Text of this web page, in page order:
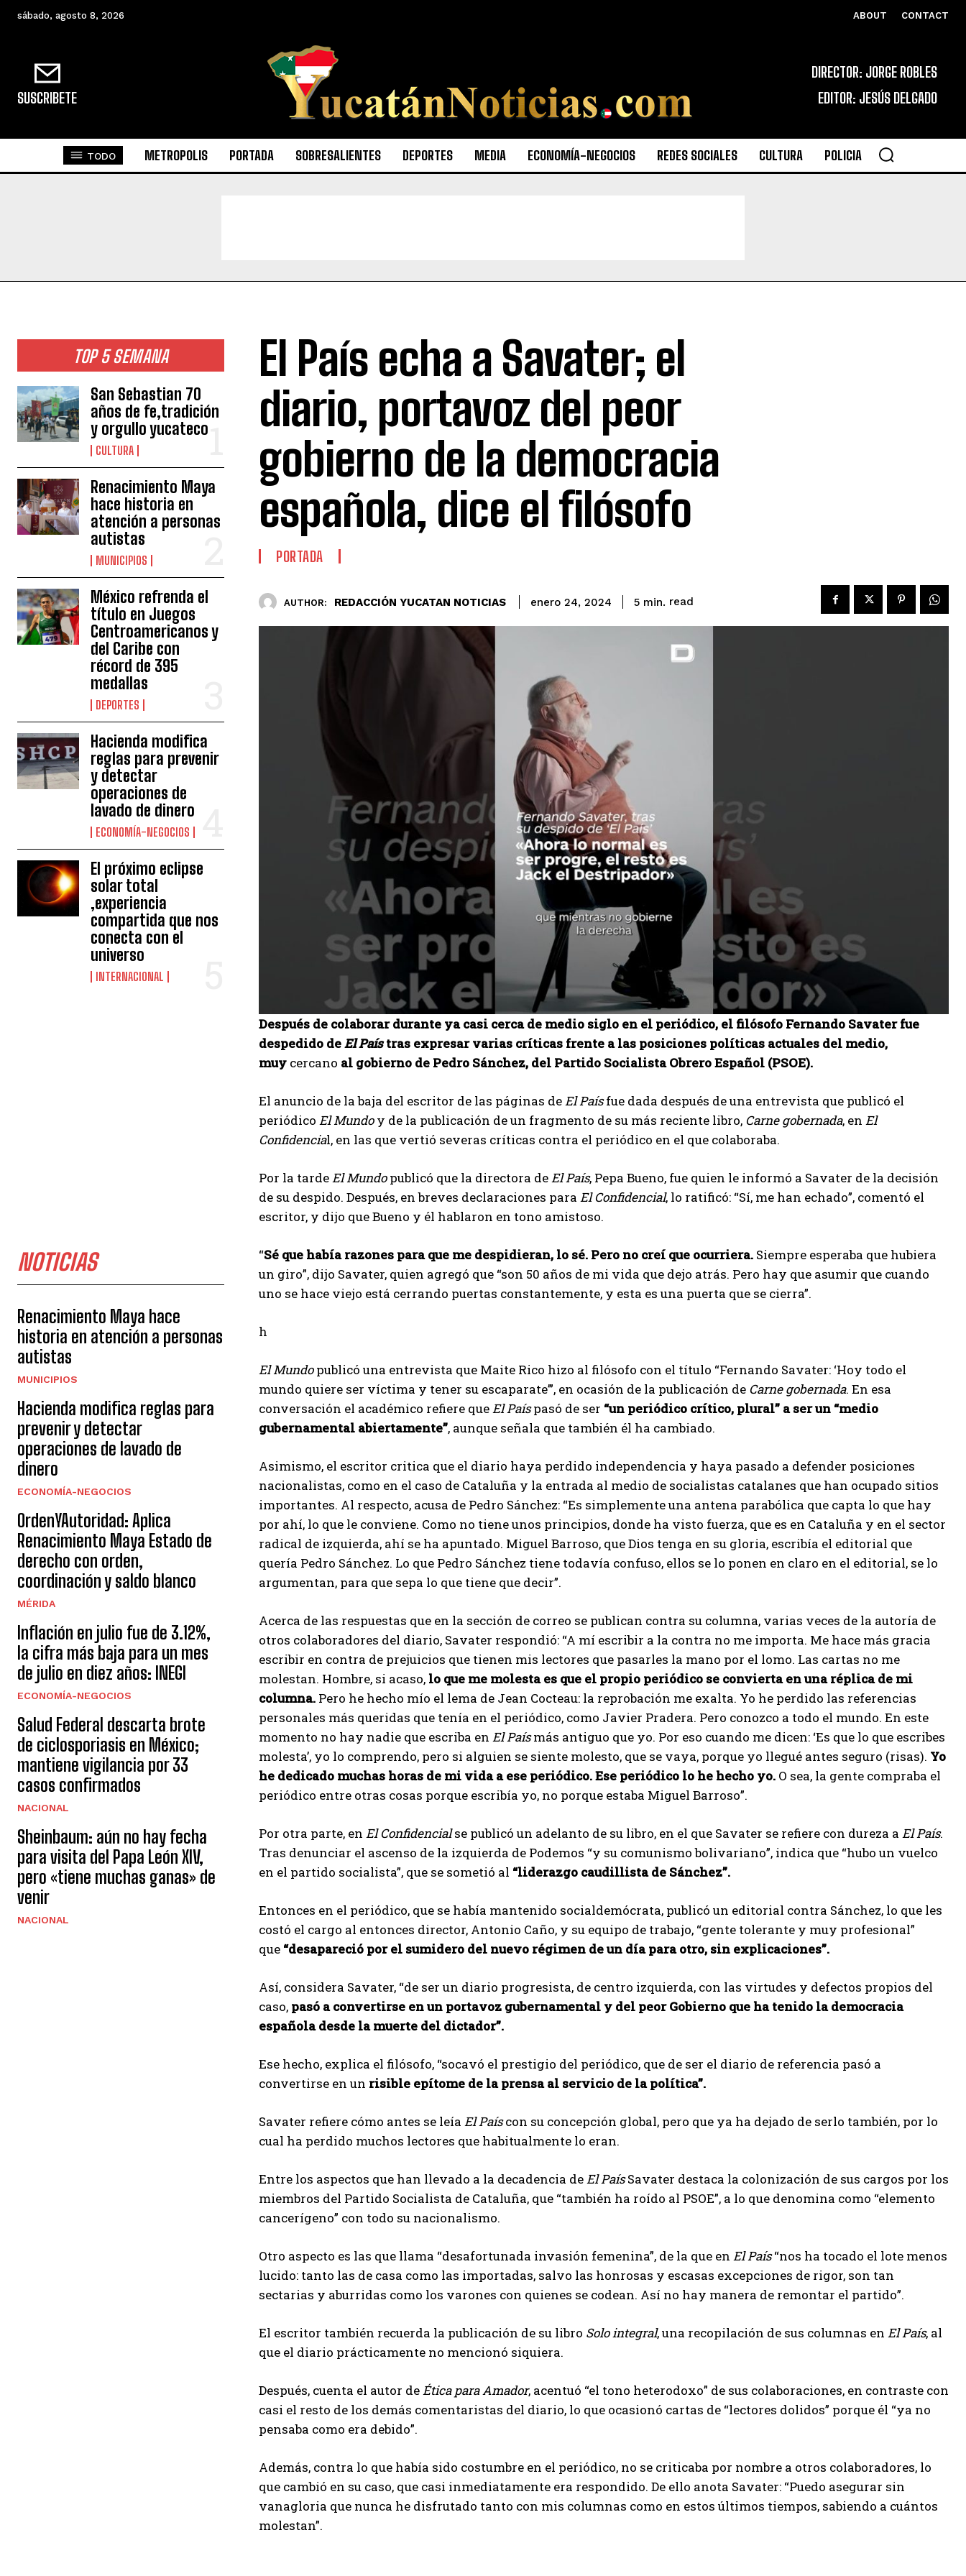
sábado, agosto 8, 2026 ABOUT CONTACT
SUSCRIBETE
DIRECTOR: JORGE ROBLES
EDITOR: JESÚS DELGADO
TODO METROPOLIS PORTADA SOBRESALIENTES DEPORTES MEDIA ECONOMÍA-NEGOCIOS REDES SOCIALES CULTURA POLICIA
TOP 5 SEMANA
San Sebastian 70
años de fe,tradición
y orgullo yucateco
CULTURA
Renacimiento Maya
hace historia en
atención a personas
autistas
MUNICIPIOS
México refrenda el
título en Juegos
Centroamericanos y
del Caribe con
récord de 395
medallas
DEPORTES
Hacienda modifica
reglas para prevenir
y detectar
operaciones de
lavado de dinero
ECONOMÍA-NEGOCIOS
El próximo eclipse
solar total
,experiencia
compartida que nos
conecta con el
universo
INTERNACIONAL
NOTICIAS
Renacimiento Maya hace
historia en atención a personas
autistas
MUNICIPIOS
Hacienda modifica reglas para
prevenir y detectar
operaciones de lavado de
dinero
ECONOMÍA-NEGOCIOS
OrdenYAutoridad: Aplica
Renacimiento Maya Estado de
derecho con orden,
coordinación y saldo blanco
MÉRIDA
Inflación en julio fue de 3.12%,
la cifra más baja para un mes
de julio en diez años: INEGI
ECONOMÍA-NEGOCIOS
Salud Federal descarta brote
de ciclosporiasis en México;
mantiene vigilancia por 33
casos confirmados
NACIONAL
Sheinbaum: aún no hay fecha
para visita del Papa León XIV,
pero «tiene muchas ganas» de
venir
NACIONAL
El País echa a Savater; el
diario, portavoz del peor
gobierno de la democracia
española, dice el filósofo
PORTADA
AUTHOR: REDACCIÓN YUCATAN NOTICIAS enero 24, 2024 5 min. read
Después de colaborar durante ya casi cerca de medio siglo en el periódico, el filósofo Fernando Savater fue
despedido deEl Paístras expresar varias críticas frente a las posiciones políticas actuales del medio,
muy cercano al gobierno de Pedro Sánchez, del Partido Socialista Obrero Español (PSOE).
El anuncio de la baja del escritor de las páginas deEl Paísfue dada después de una entrevista que publicó el
periódico El Mundoy de la publicación de un fragmento de su más reciente libro, Carne gobernada, en El
Confidencial, en las que vertió severas críticas contra el periódico en el que colaboraba.
Por la tardeEl Mundopublicó que la directora deEl País, Pepa Bueno, fue quien le informó a Savater de la decisión
de su despido. Después, en breves declaraciones para El Confidencial, lo ratificó: “Sí, me han echado”, comentó el
escritor, y dijo que Bueno y él hablaron en tono amistoso.
“Sé que había razones para que me despidieran, lo sé. Pero no creí que ocurriera. Siempre esperaba que hubiera
un giro”, dijo Savater, quien agregó que “son 50 años de mi vida que dejo atrás. Pero hay que asumir que cuando
uno se hace viejo está cerrando puertas constantemente, y esta es una puerta que se cierra”.
h
El Mundopublicó una entrevista que Maite Rico hizo al filósofo con el título “Fernando Savater: ‘Hoy todo el
mundo quiere ser víctima y tener su escaparate’”, en ocasión de la publicación de Carne gobernada. En esa
conversación el académico refiere queEl Paíspasó de ser “un periódico crítico, plural” a ser un “medio
gubernamental abiertamente”, aunque señala que también él ha cambiado.
Asimismo, el escritor critica que el diario haya perdido independencia y haya pasado a defender posiciones
nacionalistas, como en el caso de Cataluña y la entrada al medio de socialistas catalanes que han ocupado sitios
importantes. Al respecto, acusa de Pedro Sánchez: “Es simplemente una antena parabólica que capta lo que hay
por ahí, lo que le conviene. Como no tiene unos principios, donde ha visto fuerza, que es en Cataluña y en el sector
radical de izquierda, ahí se ha apuntado. Miguel Barroso, que Dios tenga en su gloria, escribía el editorial que
quería Pedro Sánchez. Lo que Pedro Sánchez tiene todavía confuso, ellos se lo ponen en claro en el editorial, se lo
argumentan, para que sepa lo que tiene que decir”.
Acerca de las respuestas que en la sección de correo se publican contra su columna, varias veces de la autoría de
otros colaboradores del diario, Savater respondió: “A mí escribir a la contra no me importa. Me hace más gracia
escribir en contra de prejuicios que tienen mis lectores que pasarles la mano por el lomo. Las cartas no me
molestan. Hombre, si acaso, lo que me molesta es que el propio periódico se convierta en una réplica de mi
columna. Pero he hecho mío el lema de Jean Cocteau: la reprobación me exalta. Yo he perdido las referencias
personales más queridas que tenía en el periódico, como Javier Pradera. Pero conozco a todo el mundo. En este
momento no hay nadie que escriba en El Paísmás antiguo que yo. Por eso cuando me dicen: ‘Es que lo que escribes
molesta’, yo lo comprendo, pero si alguien se siente molesto, que se vaya, porque yo llegué antes seguro (risas). Yo
he dedicado muchas horas de mi vida a ese periódico. Ese periódico lo he hecho yo. O sea, la gente compraba el
periódico entre otras cosas porque escribía yo, no porque estaba Miguel Barroso”.
Por otra parte, en El Confidencialse publicó un adelanto de su libro, en el que Savater se refiere con dureza a El País.
Tras denunciar el ascenso de la izquierda de Podemos “y su comunismo bolivariano”, indica que “hubo un vuelco
en el partido socialista”, que se sometió al “liderazgo caudillista de Sánchez”.
Entonces en el periódico, que se había mantenido socialdemócrata, publicó un editorial contra Sánchez, lo que les
costó el cargo al entonces director, Antonio Caño, y su equipo de trabajo, “gente tolerante y muy profesional”
que “desapareció por el sumidero del nuevo régimen de un día para otro, sin explicaciones”.
Así, considera Savater, “de ser un diario progresista, de centro izquierda, con las virtudes y defectos propios del
caso, pasó a convertirse en un portavoz gubernamental y del peor Gobierno que ha tenido la democracia
española desde la muerte del dictador”.
Ese hecho, explica el filósofo, “socavó el prestigio del periódico, que de ser el diario de referencia pasó a
convertirse en un risible epítome de la prensa al servicio de la política”.
Savater refiere cómo antes se leía El Paíscon su concepción global, pero que ya ha dejado de serlo también, por lo
cual ha perdido muchos lectores que habitualmente lo eran.
Entre los aspectos que han llevado a la decadencia deEl PaísSavater destaca la colonización de sus cargos por los
miembros del Partido Socialista de Cataluña, que “también ha roído al PSOE”, a lo que denomina como “elemento
cancerígeno” con todo su nacionalismo.
Otro aspecto es las que llama “desafortunada invasión femenina”, de la que en El País“nos ha tocado el lote menos
lucido: tanto las de casa como las importadas, salvo las honrosas y escasas excepciones de rigor, son tan
sectarias y aburridas como los varones con quienes se codean. Así no hay manera de remontar el partido”.
El escritor también recuerda la publicación de su libro Solo integral, una recopilación de sus columnas en El País, al
que el diario prácticamente no mencionó siquiera.
Después, cuenta el autor deÉtica para Amador, acentuó “el tono heterodoxo” de sus colaboraciones, en contraste con
casi el resto de los demás comentaristas del diario, lo que ocasionó cartas de “lectores dolidos” porque él “ya no
pensaba como era debido”.
Además, contra lo que había sido costumbre en el periódico, no se criticaba por nombre a otros colaboradores, lo
que cambió en su caso, que casi inmediatamente era respondido. De ello anota Savater: “Puedo asegurar sin
vanagloria que nunca he disfrutado tanto con mis columnas como en estos últimos tiempos, sabiendo a cuántos
molestan”.